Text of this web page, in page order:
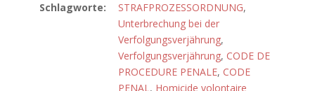
Schlagworte:
STRAFPROZESSORDNUNG,
Unterbrechung bei der
Verfolgungsverjährung,
Verfolgungsverjährung, CODE DE
PROCEDURE PENALE, CODE
PENAL, Homicide volontaire